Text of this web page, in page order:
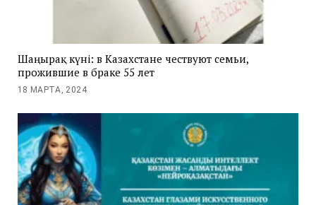
Шаңырақ күні: в Казахстане чествуют семьи,
прожившие в браке 55 лет
18 МАРТА, 2024